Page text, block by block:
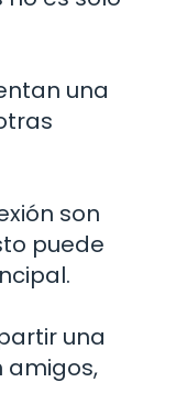
una
son
puede
una
amigos,